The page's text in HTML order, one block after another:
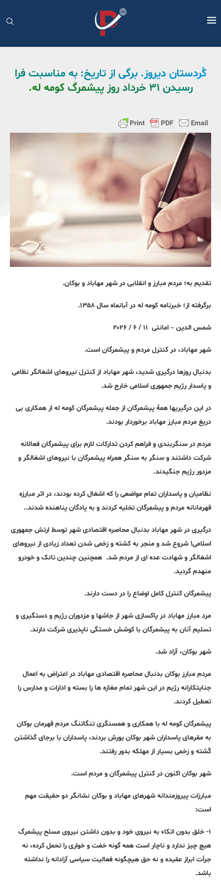
کُردستان دیروز. برگی از تاریخ: به مناسبت فرا
رسیدن ۳۱ خرداد روز پیشمرگ کومه له.
تقدیم به؛ مردم مبارز و انقلابی در شهر مهاباد و بوکان.
برگرفته از؛ خبرنامه کومه له در آبانماه سال ۱۳۵۸.
شمس الدین – امانتی ۱۱ / ۶ / ۲۰۲۶
شهر مهاباد، در کنترل مردم و پیشمرگان است.
بدنبال روزها درگیری شدید، شهر مهاباد از کنترل نیروهای اشغالگر نظامی
و پاسدار رژیم جمهوری اسلامی خارج شد.
در این درگیریها همهٔ پیشمرگان از جمله پیشمرگان کومه له از همکاری بی
دریغ مردم مبارز مهاباد برخوردار بودند.
مردم در سنگربندی و فراهم کردن تدارکات لازم برای پیشمرگان فعالانه
شرکت داشتند و سنگر به سنگر همراه پیشمرگان با نیروهای اشغالگر و
مزدور رژیم جنگیدند.
نظامیان و پاسداران تمام مواضعی را که اشغال کرده بودند، در اثر مبارزه
قهرمانانه مردم و پیشمرگان تخلیه کردند و به پادگان پناهنده شدند..
درگیری در شهر مهاباد بدنبال محاصره اقتصادی شهر توسط ارتش جمهوری
اسلامی! شروع شد و منجر به کشته و زخمی شدن تعداد زیادی از نیروهای
اشغالگر و شهادت عده ای از مردم شد. همچنین چندین تانک و خودرو
منهدم گردید.
پیشمرگان کنترل کامل اوضاع را در دست دارند.
مرد مبارز مهاباد در پاکسازی شهر از جاشها و مزدوران رژیم و دستگیری و
تسلیم آنان به پیشمرگان با کوشش خستگی ناپذیری شرکت دارند.
شهر بوکان، آزاد شد.
مردم مبارز بوکان بدنبال محاصره اقتصادی مهاباد در اعتراض به اعمال
جنایتکارانه رژیم در این شهر تمام مغازه ها را بسته و ادارات و مدارس را
تعطیل کردند.
پیشمرگان کومه له با همکاری و همسنگری تنگاتنگ مردم قهرمان بوکان
به مقرهای پاسداران شهر بوکان یورش بردند، پاسداران با برجای گذاشتن
کُشته و زخمی بسیار از مهلکه بدور رفتند.
شهر بوکان اکنون در کنترل پیشمرگان و مردم است.
مبارزات پیروزمندانه شهرهای مهاباد و بوکان نشانگر دو حقیقت مهم
است:
۱- خلق بدون اتکاء به نیروی خود و بدون داشتن نیروی مسلح پیشمرگ
هیچ چیز ندارد و ناچار است همه گونه خفت و خواری را تحمل کرده، نه
جرأت ابراز عقیده و نه حق هیچگونه فعالیت سیاسی آزادانه را نداشته
باشد.